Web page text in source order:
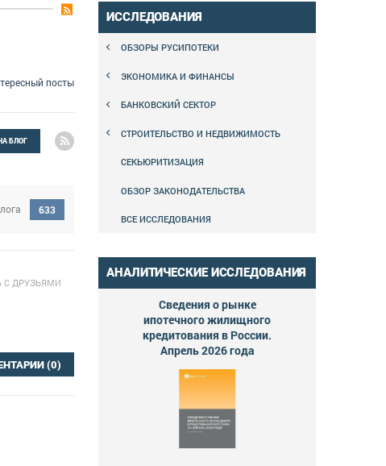
посты
БЛОГ
633
С ДРУЗЬЯМИ
(0)
ИССЛЕДОВАНИЯ
ОБЗОРЫ РУСИПОТЕКИ
ЭКОНОМИКА И ФИНАНСЫ
БАНКОВСКИЙ СЕКТОР
СТРОИТЕЛЬСТВО И НЕДВИЖИМОСТЬ
СЕКЬЮРИТИЗАЦИЯ
ОБЗОР ЗАКОНОДАТЕЛЬСТВА
ВСЕ ИССЛЕДОВАНИЯ
АНАЛИТИЧЕСКИЕ ИССЛЕДОВАНИЯ
Сведения о рынке
ипотечного жилищного
кредитования в России.
Апрель 2026 года